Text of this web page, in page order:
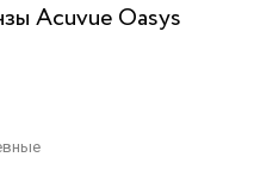
Acuvue Oasys